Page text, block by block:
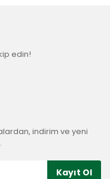
edin!
indirim ve yeni
Kayıt Ol